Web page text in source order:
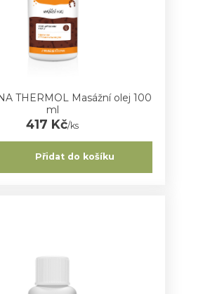
THERMOL Masážní olej 100
ml
417 Kč/ks
Přidat do košíku